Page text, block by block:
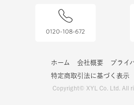
0120-108-672
ホーム 会社概要
プライ
特定商取引法に基づく表示
Copyright© XYL Co. Ltd. All